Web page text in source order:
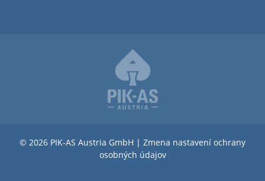
© 2026 PIK-AS Austria GmbH | Zmena nastavení ochrany
osobných údajov